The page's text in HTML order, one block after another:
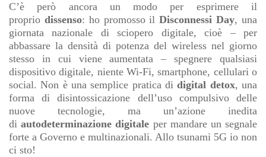
C’è però ancora un modo per esprimere il
proprio dissenso: ho promosso ilDisconnessi Day, una
giornata nazionale di sciopero digitale, cioè – per
abbassare la densità di potenza del wireless nel giorno
stesso in cui viene aumentata – spegnere qualsiasi
dispositivo digitale, niente Wi-Fi, smartphone, cellulari o
social. Non è una semplice pratica didigital detox, una
forma di disintossicazione dell’uso compulsivo delle
nuove tecnologie, ma un’azione inedita
diautodeterminazione digitale per mandare un segnale
forte a Governo e multinazionali. Allo tsunami 5G io non
ci sto!